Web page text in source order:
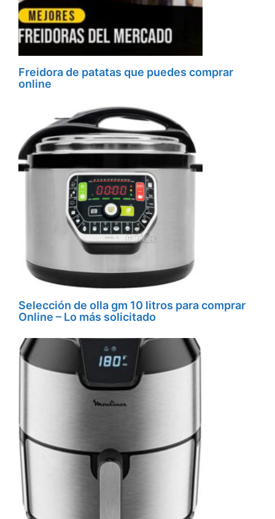
Freidora de patatas que puedes comprar
online
Selección de olla gm 10 litros para comprar
Online – Lo más solicitado